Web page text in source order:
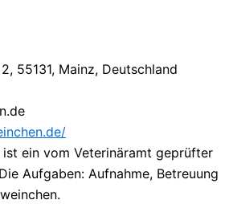
55131, Mainz, Deutschland
ist ein vom Veterinäramt geprüfter
Aufgaben: Aufnahme, Betreuung